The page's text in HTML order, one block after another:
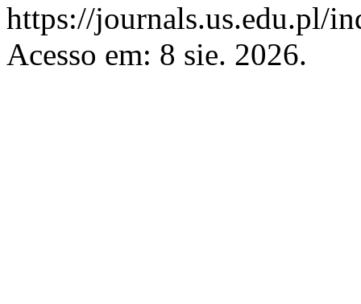
https://journals.us.edu.pl/
Acesso em: 8 sie. 2026.